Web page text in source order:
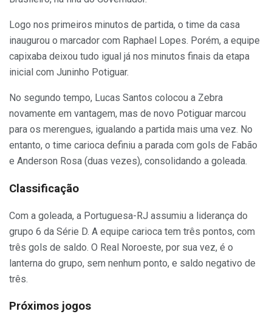
Logo nos primeiros minutos de partida, o time da casa
inaugurou o marcador com Raphael Lopes. Porém, a equipe
capixaba deixou tudo igual já nos minutos finais da etapa
inicial com Juninho Potiguar.
No segundo tempo, Lucas Santos colocou a Zebra
novamente em vantagem, mas de novo Potiguar marcou
para os merengues, igualando a partida mais uma vez. No
entanto, o time carioca definiu a parada com gols de Fabão
e Anderson Rosa (duas vezes), consolidando a goleada.
Classificação
Com a goleada, a Portuguesa-RJ assumiu a liderança do
grupo 6 da Série D. A equipe carioca tem três pontos, com
três gols de saldo. O Real Noroeste, por sua vez, é o
lanterna do grupo, sem nenhum ponto, e saldo negativo de
três.
Próximos jogos